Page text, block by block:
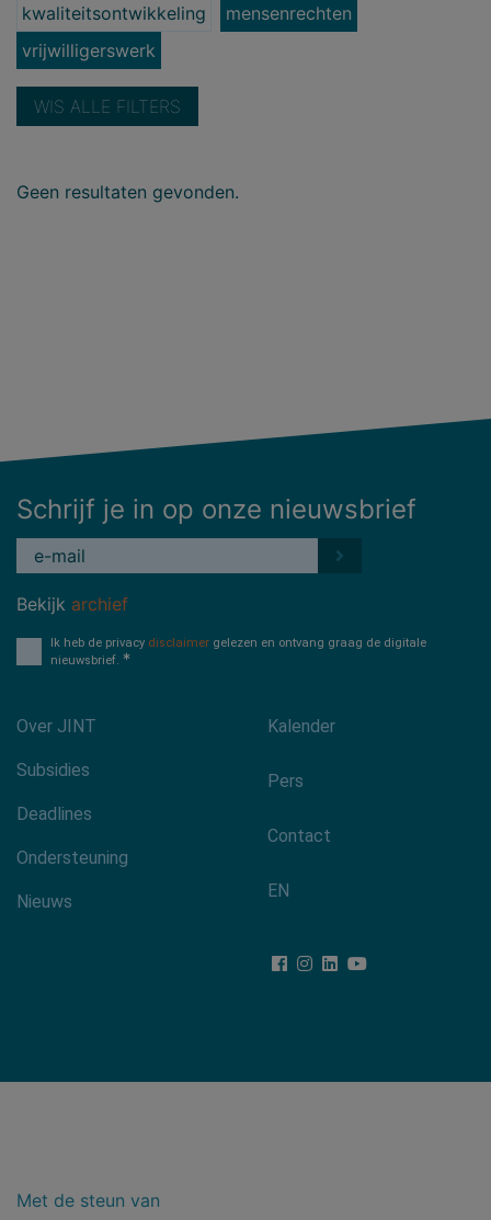
kwaliteitsontwikkeling
mensenrechten
vrijwilligerswerk
WIS ALLE FILTERS
Geen resultaten gevonden.
Schrijf je in op onze nieuwsbrief
Bekijk archief
Ik heb de privacy disclaimer gelezen en ontvang graag de digitale
nieuwsbrief.
Footer-
menu
Over JINT
Subsidies
Deadlines
Ondersteuning
Nieuws
Kalender
Pers
Contact
EN
Met de steun van